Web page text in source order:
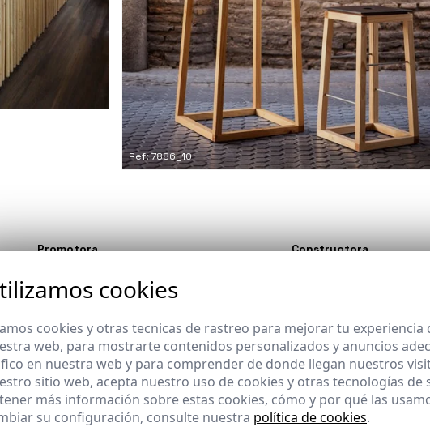
Ref: 7886_10
Promotora
Constructora
-
-
cookies
cookies y otras tecnicas de rastreo para mejorar tu experiencia
web, para mostrarte contenidos personalizados y anuncios
en nuestra web y para comprender de donde llegan nuestros
sitio web, acepta nuestro uso de cookies y otras tecnologías de
más información sobre estas cookies, cómo y por qué las
su configuración, consulte nuestra política de cookies.